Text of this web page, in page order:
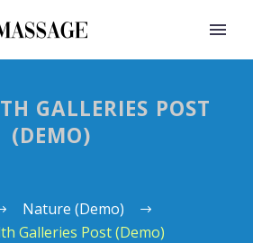
GALLERIES POST
(DEMO)
Nature (Demo)
Galleries Post (Demo)